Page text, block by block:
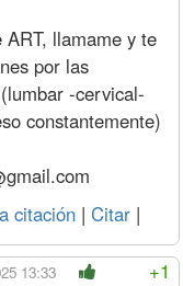
139
119
108 750
105 777
127
109 673
96 713
ART, llamame y te
por las
-cervical-
constantemente)
gmail.com
citación | Citar |
+1
13:33